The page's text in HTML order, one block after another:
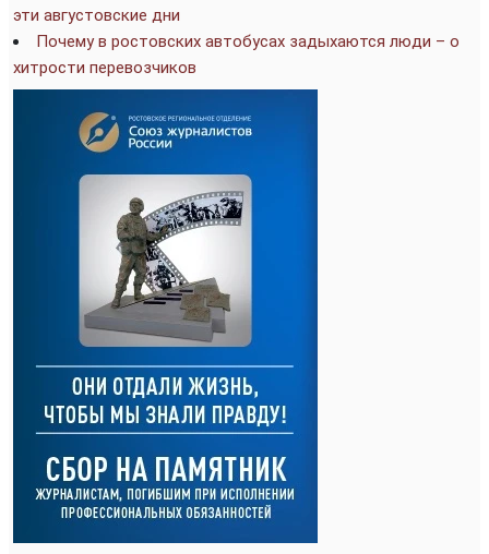
эти августовские дни
Почему в ростовских автобусах задыхаются люди – о
хитрости перевозчиков